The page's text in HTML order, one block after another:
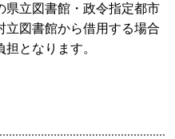
県立図書館・政令指定都市
立図書館から借用する場合
となります。